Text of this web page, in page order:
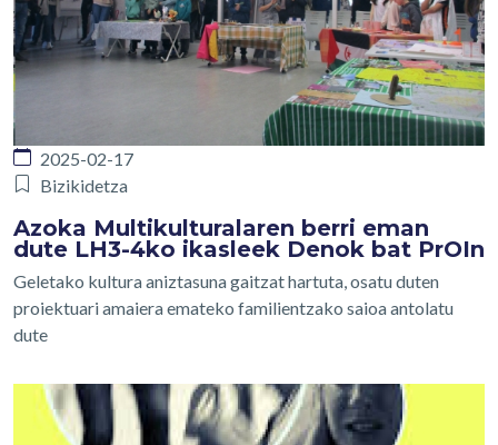
2025-02-17
Bizikidetza
Azoka Multikulturalaren berri eman
dute LH3-4ko ikasleek Denok bat PrOIn
Geletako kultura aniztasuna gaitzat hartuta, osatu duten
proiektuari amaiera emateko familientzako saioa antolatu
dute